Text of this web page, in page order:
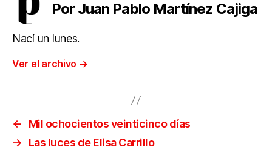
Por Juan Pablo Martínez Cajiga
Nací un lunes.
Ver el archivo →
←
Mil ochocientos veinticinco días
→
Las luces de Elisa Carrillo